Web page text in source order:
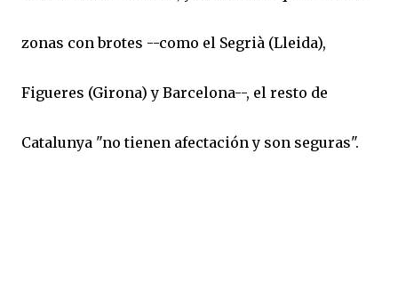
zonas con brotes --como el Segrià (Lleida),
Figueres (Girona) y Barcelona--, el resto de
Catalunya "no tienen afectación y son seguras".